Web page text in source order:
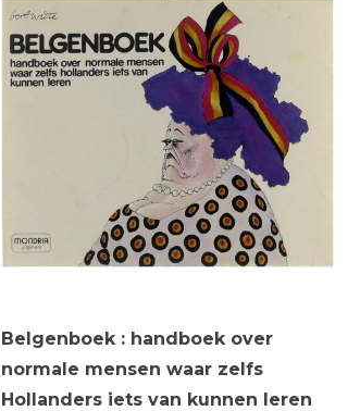
Belgenboek : handboek over
normale mensen waar zelfs
Hollanders iets van kunnen leren